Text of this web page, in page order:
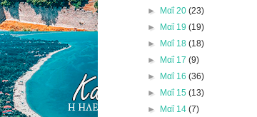
► Μαΐ 20 (23)
► Μαΐ 19 (19)
► Μαΐ 18 (18)
► Μαΐ 17 (9)
► Μαΐ 16 (36)
► Μαΐ 15 (13)
► Μαΐ 14 (7)